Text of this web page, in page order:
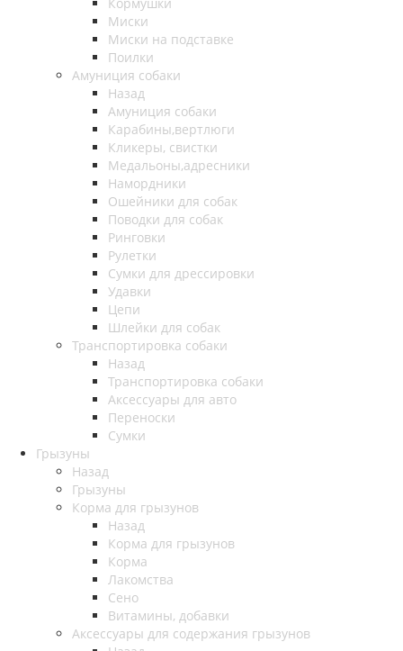
Миски
Миски на подставке
Поилки
Амуниция собаки
Назад
Амуниция собаки
Карабины,вертлюги
Кликеры, свистки
Медальоны,адресники
Намордники
Ошейники для собак
Поводки для собак
Ринговки
Рулетки
Сумки для дрессировки
Удавки
Цепи
Шлейки для собак
Транспортировка собаки
Назад
Транспортировка собаки
Аксессуары для авто
Переноски
Сумки
Грызуны
Назад
Грызуны
Корма для грызунов
Назад
Корма для грызунов
Корма
Лакомства
Сено
Витамины, добавки
Аксессуары для содержания грызунов